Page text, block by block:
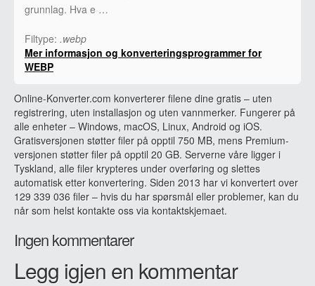
grunnlag. Hva e …
Filtype: .webp
Mer informasjon og konverteringsprogrammer for
WEBP
Online-Konverter.com konverterer filene dine gratis – uten
registrering, uten installasjon og uten vannmerker. Fungerer på
alle enheter – Windows, macOS, Linux, Android og iOS.
Gratisversjonen støtter filer på opptil 750 MB, mens Premium-
versjonen støtter filer på opptil 20 GB. Serverne våre ligger i
Tyskland, alle filer krypteres under overføring og slettes
automatisk etter konvertering. Siden 2013 har vi konvertert over
129 339 036 filer – hvis du har spørsmål eller problemer, kan du
når som helst kontakte oss via kontaktskjemaet.
Ingen kommentarer
Legg igjen en kommentar